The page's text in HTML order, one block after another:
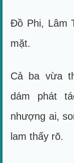
Đồ Phi, Lâm
mặt.
Cả ba vừa
dám phát
nhượng ai,
lam thấy rõ.